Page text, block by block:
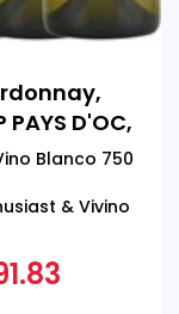
PAYS D'OC,
Blanco 750
& Vivino
es dañino